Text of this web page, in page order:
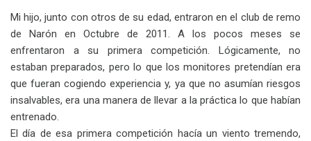
Mi hijo, junto con otros de su edad, entraron en el club de remo
de Narón en Octubre de 2011. A los pocos meses se
enfrentaron a su primera competición. Lógicamente, no
estaban preparados, pero lo que los monitores pretendían era
que fueran cogiendo experiencia y, ya que no asumían riesgos
insalvables, era una manera de llevar a la práctica lo que habían
entrenado.
El día de esa primera competición hacía un viento tremendo,